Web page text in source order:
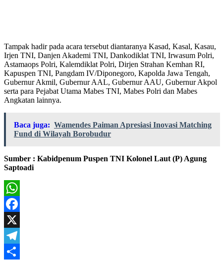
Tampak hadir pada acara tersebut diantaranya Kasad, Kasal, Kasau,
Irjen TNI, Danjen Akademi TNI, Dankodiklat TNI, Irwasum Polri,
Astamaops Polri, Kalemdiklat Polri, Dirjen Strahan Kemhan RI,
Kapuspen TNI, Pangdam IV/Diponegoro, Kapolda Jawa Tengah,
Gubernur Akmil, Gubernur AAL, Gubernur AAU, Gubernur Akpol
serta para Pejabat Utama Mabes TNI, Mabes Polri dan Mabes
Angkatan lainnya.
Baca juga: Wamendes Paiman Apresiasi Inovasi Matching
Fund di Wilayah Borobudur
Sumber : Kabidpenum Puspen TNI Kolonel Laut (P) Agung
Saptoadi
WhatsApp
Facebook
X
Telegram